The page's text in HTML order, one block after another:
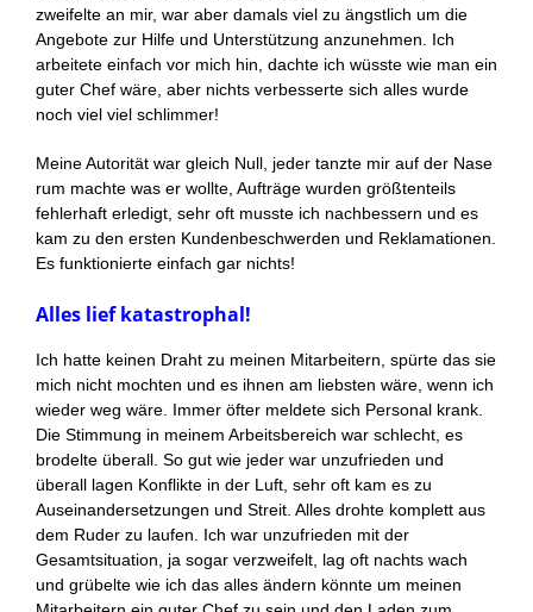
zweifelte an mir, war aber damals viel zu ängstlich um die
Angebote zur Hilfe und Unterstützung anzunehmen. Ich
arbeitete einfach vor mich hin, dachte ich wüsste wie man ein
guter Chef wäre, aber nichts verbesserte sich alles wurde
noch viel viel schlimmer!
Meine Autorität war gleich Null, jeder tanzte mir auf der Nase
rum machte was er wollte, Aufträge wurden größtenteils
fehlerhaft erledigt, sehr oft musste ich nachbessern und es
kam zu den ersten Kundenbeschwerden und Reklamationen.
Es funktionierte einfach gar nichts!
Alles lief katastrophal!
Ich hatte keinen Draht zu meinen Mitarbeitern, spürte das sie
mich nicht mochten und es ihnen am liebsten wäre, wenn ich
wieder weg wäre. Immer öfter meldete sich Personal krank.
Die Stimmung in meinem Arbeitsbereich war schlecht, es
brodelte überall. So gut wie jeder war unzufrieden und
überall lagen Konflikte in der Luft, sehr oft kam es zu
Auseinandersetzungen und Streit. Alles drohte komplett aus
dem Ruder zu laufen. Ich war unzufrieden mit der
Gesamtsituation, ja sogar verzweifelt, lag oft nachts wach
und grübelte wie ich das alles ändern könnte um meinen